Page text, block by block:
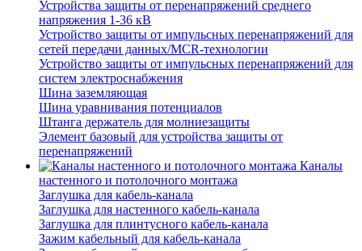
Устройства защиты от перенапряжений среднего
напряжения 1-36 кВ
Устройство защиты от импульсных перенапряжений для
сетей передачи данных/MCR-технологии
Устройство защиты от импульсных перенапряжений для
систем электроснабжения
Шина заземляющая
Шина уравнивания потенциалов
Штанга держатель для молниезащиты
Элемент базовый для устройства защиты от
перенапряжений
Каналы
настенного и потолочного монтажа
Заглушка для кабель-канала
Заглушка для настенного кабель-канала
Заглушка для плинтусного кабель-канала
Зажим кабельный для кабель-канала